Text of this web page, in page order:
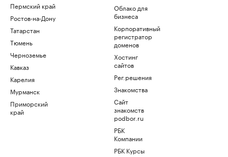
Пермский край
Ростов-на-Дону
Татарстан
Тюмень
Черноземье
Кавказ
Карелия
Мурманск
Приморский
край
Облако для
бизнеса
Корпоративный
регистратор
доменов
Хостинг
сайтов
Рег.решения
Знакомства
Сайт
знакомств
podbor.ru
РБК
Компании
РБК Курсы